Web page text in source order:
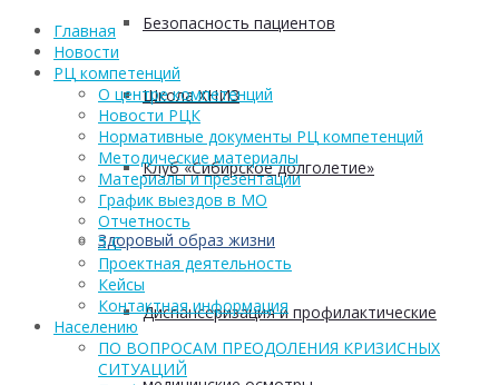
Безопасность пациентов
Школа ХНИЗ
Клуб «Сибирское долголетие»
Здоровый образ жизни
Диспансеризация и профилактические
Главная
Новости
РЦ компетенций
О центре компетенций
Новости РЦК
Нормативные документы РЦ компетенций
Методические материалы
Материалы и презентации
График выездов в МО
Отчетность
5 С
Проектная деятельность
Кейсы
Контактная информация
Населению
ПО ВОПРОСАМ ПРЕОДОЛЕНИЯ КРИЗИСНЫХ
СИТУАЦИЙ